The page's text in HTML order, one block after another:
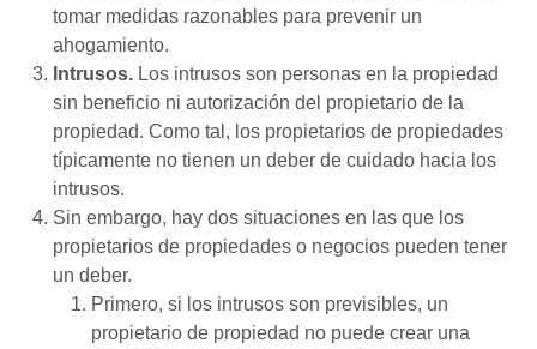
tomar medidas razonables para prevenir un
ahogamiento.
Intrusos. Los intrusos son personas en la propiedad
sin beneficio ni autorización del propietario de la
propiedad. Como tal, los propietarios de propiedades
típicamente no tienen un deber de cuidado hacia los
intrusos.
Sin embargo, hay dos situaciones en las que los
propietarios de propiedades o negocios pueden tener
un deber.
Primero, si los intrusos son previsibles, un
propietario de propiedad no puede crear una